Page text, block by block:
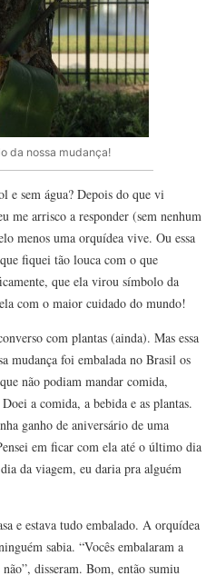
da nossa mudança!
e sem água? Depois do que vi
me arrisco a responder (sem nenhum
menos uma orquídea vive. Ou essa
fiquei tão louca com o que
que ela virou símbolo da
com o maior cuidado do mundo!
com plantas (ainda). Mas essa
mudança foi embalada no Brasil os
não podiam mandar comida,
a comida, a bebida e as plantas.
ganho de aniversário de uma
em ficar com ela até o último dia
da viagem, eu daria pra alguém
e estava tudo embalado. A orquídea
sabia. “Vocês embalaram a
disseram. Bom, então sumiu